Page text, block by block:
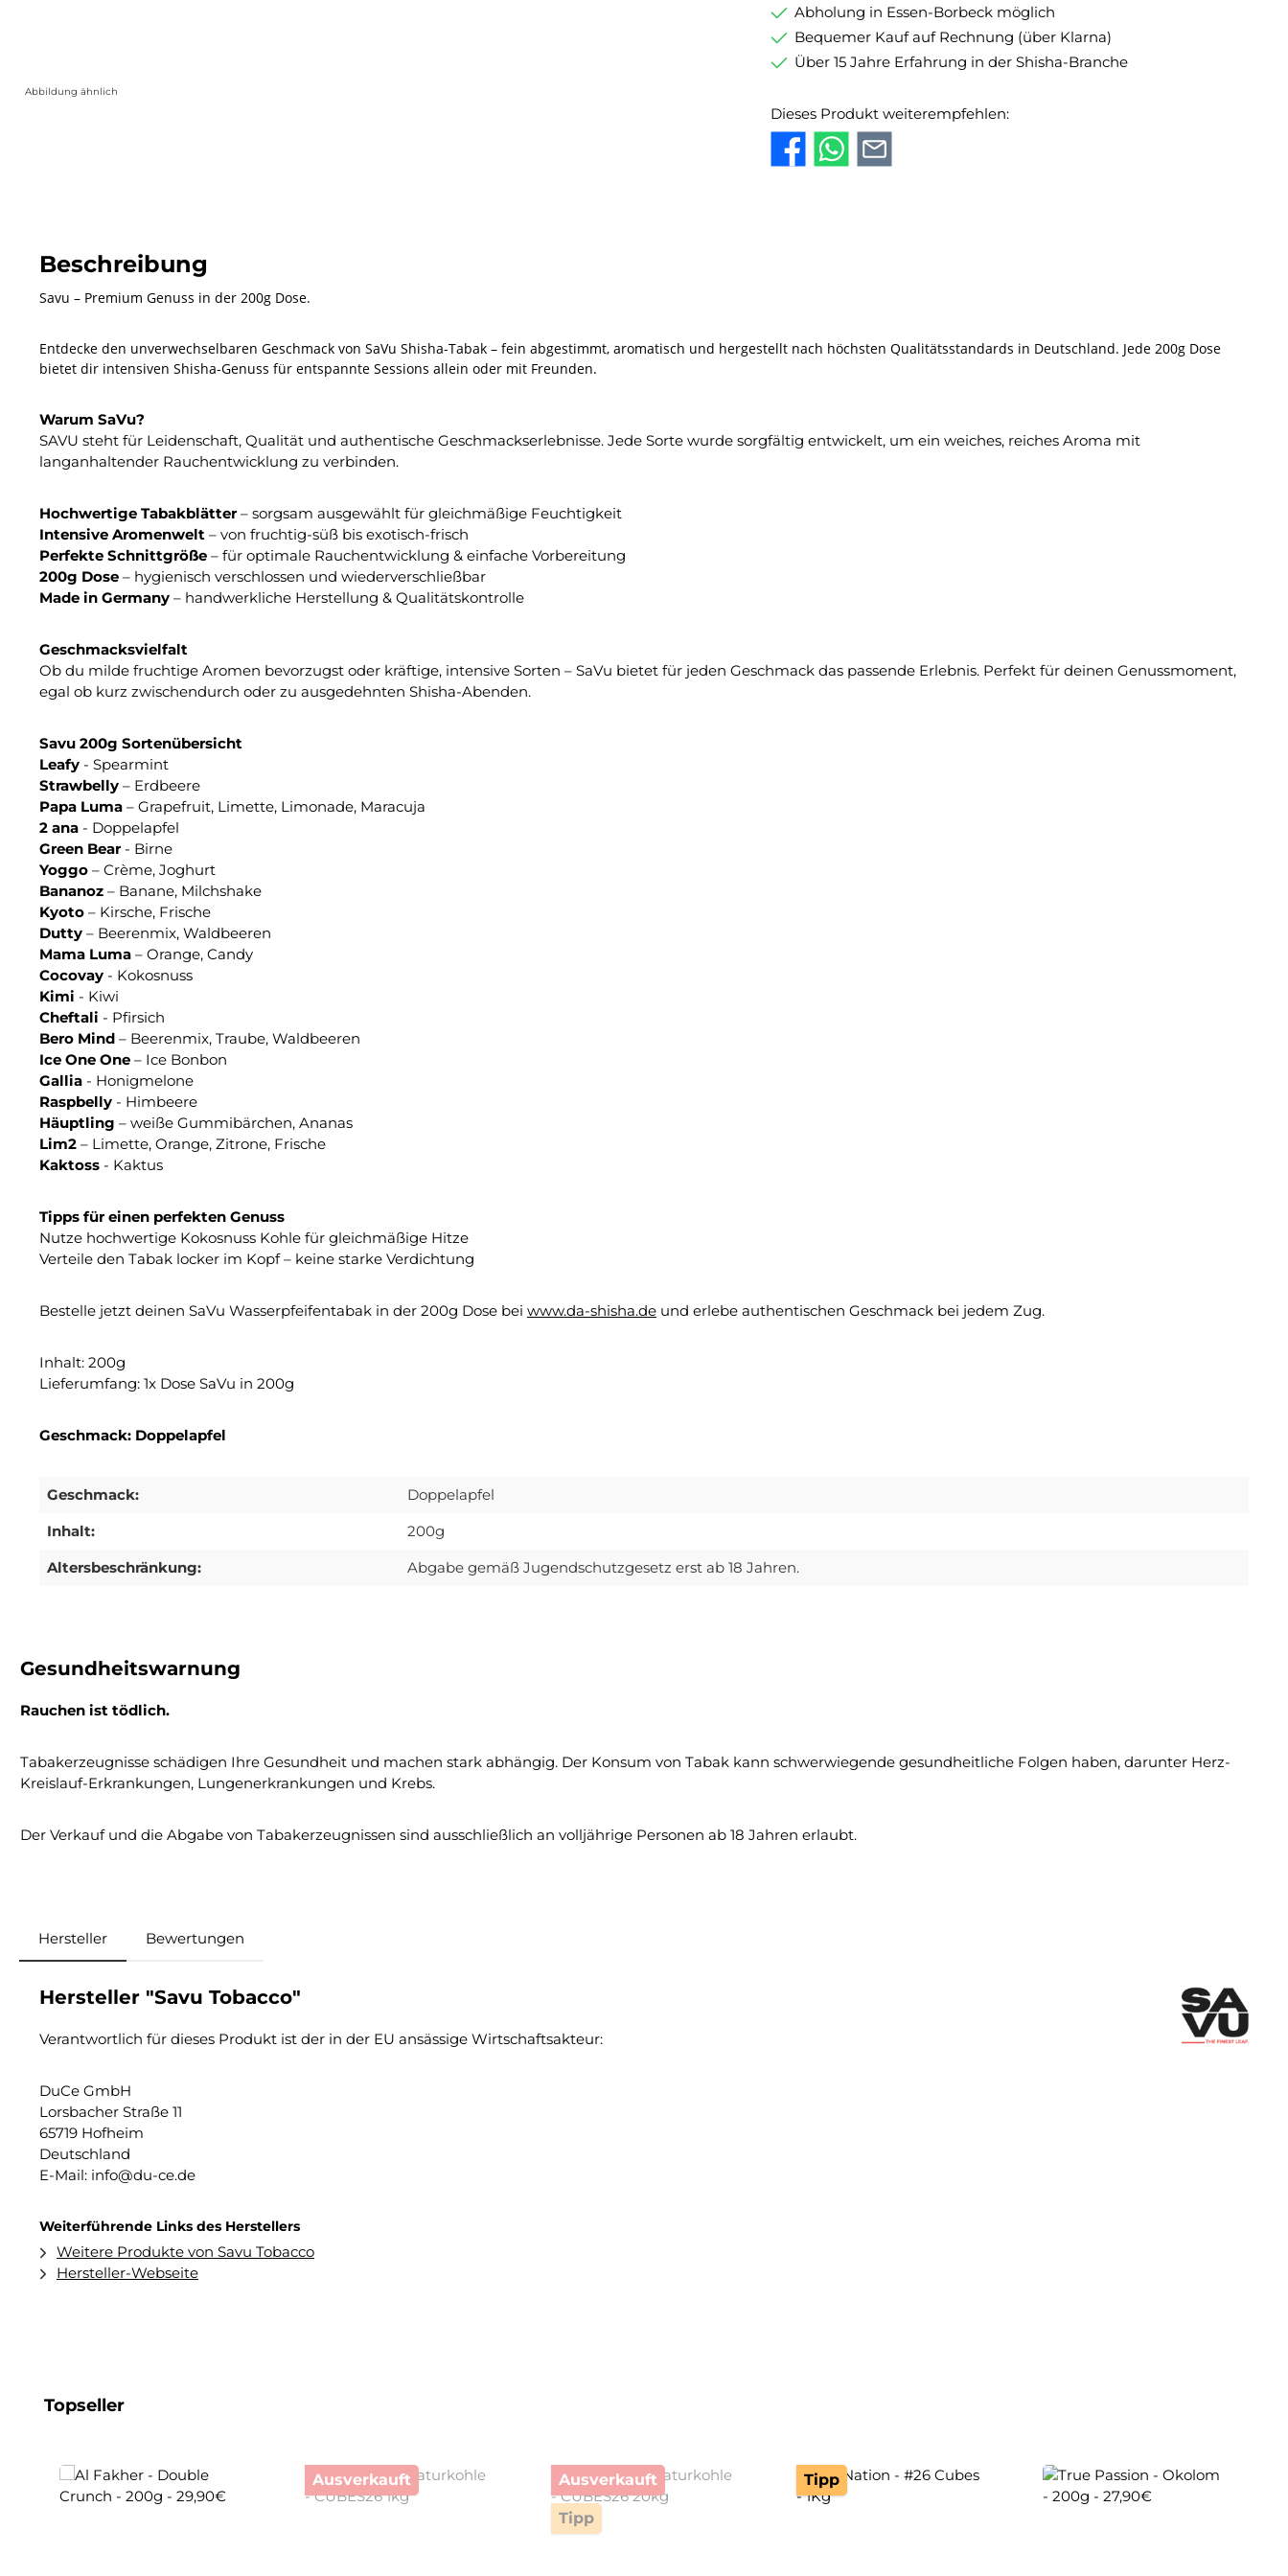
Abbildung ähnlich
Abholung in Essen-Borbeck möglich
Bequemer Kauf auf Rechnung (über Klarna)
Über 15 Jahre Erfahrung in der Shisha-Branche
Dieses Produkt weiterempfehlen:
Beschreibung
Savu – Premium Genuss in der 200g Dose.
Entdecke den unverwechselbaren Geschmack von SaVu Shisha-Tabak – fein abgestimmt, aromatisch und hergestellt nach höchsten Qualitätsstandards in Deutschland. Jede 200g Dose
bietet dir intensiven Shisha-Genuss für entspannte Sessions allein oder mit Freunden.
Warum SaVu?
SAVU steht für Leidenschaft, Qualität und authentische Geschmackserlebnisse. Jede Sorte wurde sorgfältig entwickelt, um ein weiches, reiches Aroma mit
langanhaltender Rauchentwicklung zu verbinden.
Hochwertige Tabakblätter– sorgsam ausgewählt für gleichmäßige Feuchtigkeit
Intensive Aromenwelt – von fruchtig-süß bis exotisch-frisch
Perfekte Schnittgröße – für optimale Rauchentwicklung & einfache Vorbereitung
200g Dose – hygienisch verschlossen und wiederverschließbar
Made in Germany – handwerkliche Herstellung & Qualitätskontrolle
Geschmacksvielfalt
Ob du milde fruchtige Aromen bevorzugst oder kräftige, intensive Sorten – SaVu bietet für jeden Geschmack das passende Erlebnis. Perfekt für deinen Genussmoment,
egal ob kurz zwischendurch oder zu ausgedehnten Shisha-Abenden.
Savu 200g Sortenübersicht
Leafy - Spearmint
Strawbelly – Erdbeere
Papa Luma – Grapefruit, Limette, Limonade, Maracuja
2 ana - Doppelapfel
Green Bear- Birne
Yoggo – Crème, Joghurt
Bananoz – Banane, Milchshake
Kyoto – Kirsche, Frische
Dutty – Beerenmix, Waldbeeren
Mama Luma – Orange, Candy
Cocovay - Kokosnuss
Kimi - Kiwi
Cheftali - Pfirsich
Bero Mind – Beerenmix, Traube, Waldbeeren
Ice One One – Ice Bonbon
Gallia - Honigmelone
Raspbelly - Himbeere
Häuptling – weiße Gummibärchen, Ananas
Lim2 – Limette, Orange, Zitrone, Frische
Kaktoss - Kaktus
Tipps für einen perfekten Genuss
Nutze hochwertige Kokosnuss Kohle für gleichmäßige Hitze
Verteile den Tabak locker im Kopf – keine starke Verdichtung
Bestelle jetzt deinen SaVu Wasserpfeifentabak in der 200g Dose bei www.da-shisha.de und erlebe authentischen Geschmack bei jedem Zug.
Inhalt: 200g
Lieferumfang: 1x Dose SaVu in 200g
Geschmack: Doppelapfel
Geschmack:
Doppelapfel
Inhalt:
200g
Altersbeschränkung:
Abgabe gemäß Jugendschutzgesetz erst ab 18 Jahren.
Gesundheitswarnung
Rauchen ist tödlich.
Tabakerzeugnisse schädigen Ihre Gesundheit und machen stark abhängig. Der Konsum von Tabak kann schwerwiegende gesundheitliche Folgen haben, darunter Herz-
Kreislauf-Erkrankungen, Lungenerkrankungen und Krebs.
Der Verkauf und die Abgabe von Tabakerzeugnissen sind ausschließlich an volljährige Personen ab 18 Jahren erlaubt.
Hersteller Bewertungen
Hersteller "Savu Tobacco"
Verantwortlich für dieses Produkt ist der in der EU ansässige Wirtschaftsakteur:
DuCe GmbH
Lorsbacher Straße 11
65719 Hofheim
Deutschland
E-Mail: info@du-ce.de
Weiterführende Links des Herstellers
Weitere Produkte von Savu Tobacco
Hersteller-Webseite
Produktgalerie überspringen
Topseller
Ausverkauft Ausverkauft
Tipp
Tipp